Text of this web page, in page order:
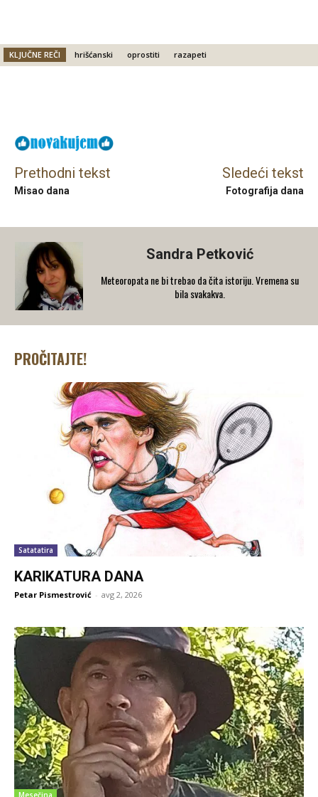
KLJUČNE REČI hrišćanski oprostiti razapeti
Prethodni tekst
Misao dana
Sledeći tekst
Fotografija dana
Sandra Petković
Meteoropata ne bi trebao da čita istoriju. Vremena su
bila svakakva.
PROČITAJTE!
Satatatira
KARIKATURA DANA
Petar Pismestrović - avg 2, 2026
Mesečina